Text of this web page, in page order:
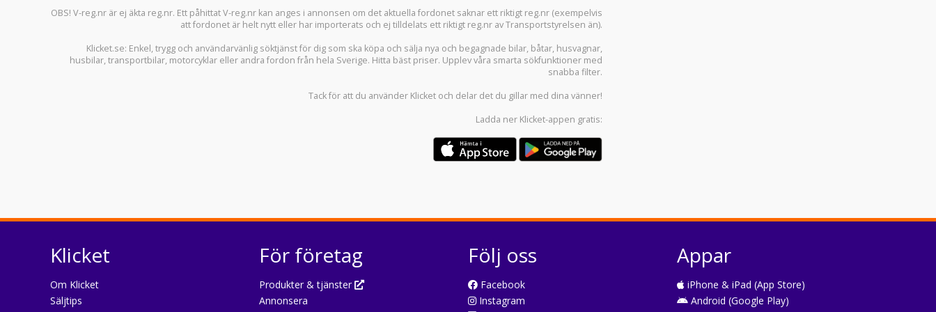
OBS! V-reg.nr är ej äkta reg.nr. Ett påhittat V-reg.nr kan anges i annonsen om det aktuella fordonet saknar ett riktigt reg.nr (exempelvis
att fordonet är helt nytt eller har importerats och ej tilldelats ett riktigt reg.nr av Transportstyrelsen än).
Klicket.se: Enkel, trygg och användarvänlig söktjänst för dig som ska köpa och sälja nya och begagnade bilar, båtar, husvagnar,
husbilar,transportbilar, motorcyklar eller andra fordon från hela Sverige. Hitta bäst priser. Upplev våra smarta sökfunktioner med
snabba filter.
Tack för att du använder Klicket och delar det du gillar med dina vänner!
Ladda ner Klicket-appen gratis:
Klicket
Om Klicket
Säljtips
För företag
Produkter & tjänster
Annonsera
Följ oss
Facebook
Instagram
Appar
iPhone & iPad (App Store)
Android (Google Play)